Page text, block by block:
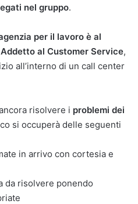
nel gruppo.
per il lavoro è al
al Customer Service,
all’interno di un call center
risolvere i problemi dei
si occuperà delle seguenti
in arrivo con cortesia e
da risolvere ponendo